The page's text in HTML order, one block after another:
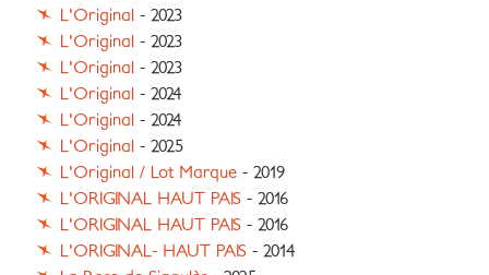
L'Original - 2023
L'Original - 2023
L'Original - 2023
L'Original - 2024
L'Original - 2024
L'Original - 2025
L'Original / Lot Marque - 2019
L'ORIGINAL HAUT PAIS - 2016
L'ORIGINAL HAUT PAIS - 2016
L'ORIGINAL- HAUT PAIS - 2014